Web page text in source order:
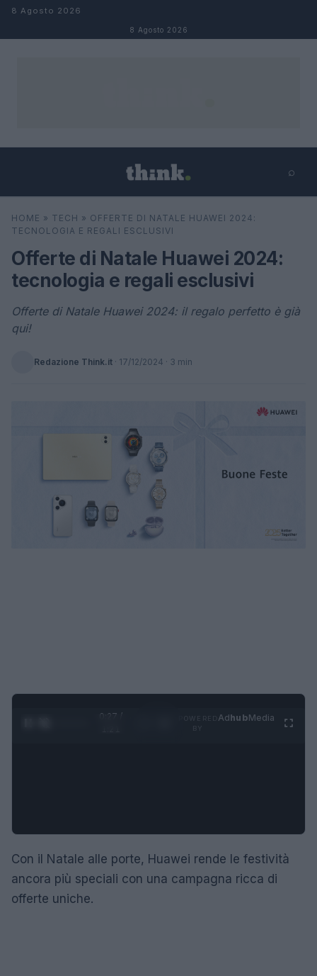
Salta al contenuto
8 Agosto 2026
8 Agosto 2026
⌕
Cerca
HOME » TECH » OFFERTE DI NATALE HUAWEI 2024:
TECNOLOGIA E REGALI ESCLUSIVI
Offerte di Natale Huawei 2024:
tecnologia e regali esclusivi
Offerte di Natale Huawei 2024: il regalo perfetto è già
qui!
Redazione Think.it · 17/12/2024 · 3 min
0:28 /
AdhubMedia
Con il Natale alle porte, Huawei rende le festività
ancora più speciali con una campagna ricca di
offerte uniche.